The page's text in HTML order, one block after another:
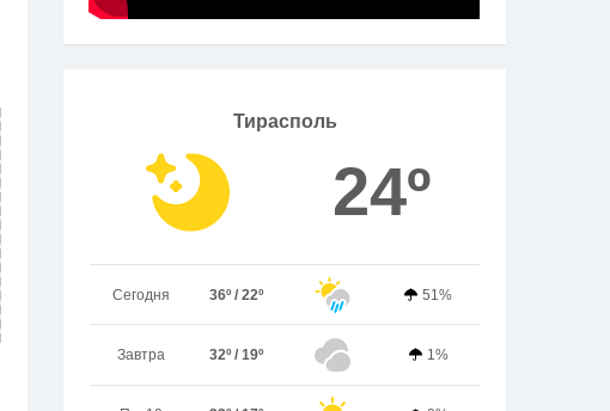
Тирасполь
24º
Сегодня 36º / 22º 51%
Завтра 32º / 19º 1%